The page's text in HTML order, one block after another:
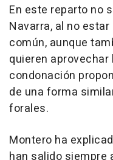
En este reparto no
Navarra, al no
común, aunque
quieren
condonación
de una forma
forales.
Montero ha